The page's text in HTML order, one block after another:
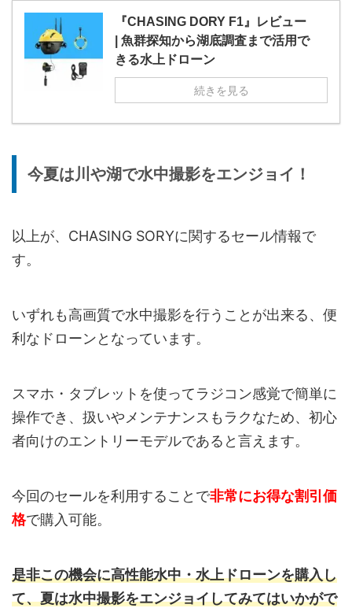
『CHASING DORY F1』レビュー
| 魚群探知から湖底調査まで活用で
きる水上ドローン
続きを見る
今夏は川や湖で水中撮影をエンジョイ！
以上が、CHASING SORYに関するセール情報で
す。
いずれも高画質で水中撮影を行うことが出来る、便
利なドローンとなっています。
スマホ・タブレットを使ってラジコン感覚で簡単に
操作でき、扱いやメンテナンスもラクなため、初心
者向けのエントリーモデルであると言えます。
今回のセールを利用することで非常にお得な割引価
格で購入可能。
是非この機会に高性能水中・水上ドローンを購入し
て、夏は水中撮影をエンジョイしてみてはいかがで